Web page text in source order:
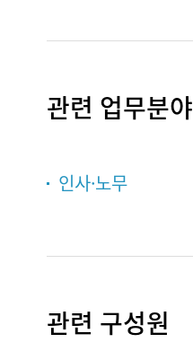
관련 업무분야
인사·노무
관련 구성원